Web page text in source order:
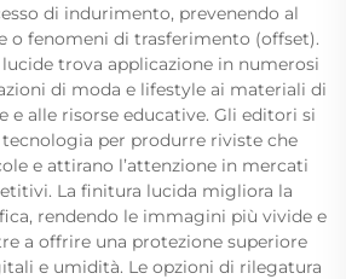
di indurimento, prevenendo al
o fenomeni di trasferimento (offset).
trova applicazione in numerosi
di moda e lifestyle ai materiali di
e alle risorse educative. Gli editori si
per produrre riviste che
e attirano l’attenzione in mercati
La finitura lucida migliora la
rendendo le immagini più vivide e
a offrire una protezione superiore
e umidità. Le opzioni di rilegatura